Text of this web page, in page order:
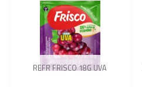
REFR FRISCO 18G UVA